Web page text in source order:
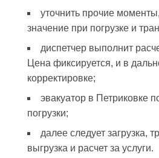
уточнить прочие
значение при погрузке и
диспетчер выполнит
Цена фиксируется, и в
корректировке;
эвакуатор в Петриковке
погрузки;
далее следует загрузка,
выгрузка и расчет за услуги.